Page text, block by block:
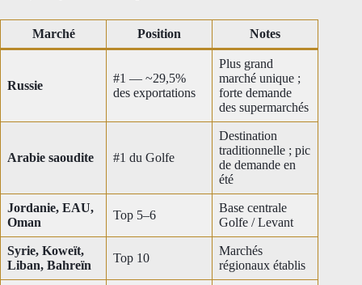
Marché Position Notes
Russie
#1 — ~29,5%
des exportations
Plus grand
marché unique ;
forte demande
des supermarchés
Arabie saoudite #1 du Golfe
Destination
traditionnelle ; pic
de demande en
été
Jordanie, EAU,
Oman
Top 5–6
Base centrale
Golfe / Levant
Syrie, Koweït,
Liban, Bahreïn
Top 10
Marchés
régionaux établis